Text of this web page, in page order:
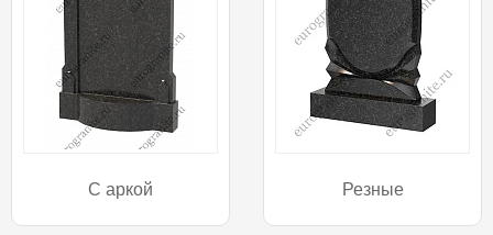
С аркой Резные